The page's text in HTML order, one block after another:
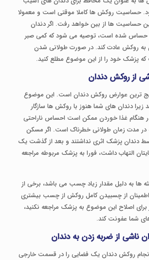
حساسیت روکش ها کاملا موقتی است و معمولا
حساسیت ها از بین خواهد رفت. اگر دندان
حساس شده است، توصیه می شود که کمی صبر
به روکش عادت کند. در صورت طولانی شدن
پزشک خود را از این موضوع مطلع کنید.
از روکش دندان
ترین عوارض روکش دندان است. این موضوع
زیرا دندان های شما هنوز با روکش ها سازگار
در هنگام غذا خوردن ممکن است احساس ناراحتی
در مدت زمان طولانی خطرناک است. اگر مسکن
دندان پزشک اثری نداشتند و بعد از گذشت یک
التهاب داشت، فورا به پزشک مربوطه مراجعه
ها به دلیل مقدار زیاد چسب می باشد، برخی از
اطمینان از چسبیدن کامل روکش از چسب بیشتری
برای اصلاح این موضوع به پزشک مراجعه نکنید،
شما عفونت کند.
ناشی از ضربه زدن به دندان
روکش دندان یک فضایی را در قسمت خارجی